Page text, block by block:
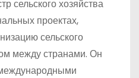
сельского хозяйства
проектах,
сельского
между странами. Он